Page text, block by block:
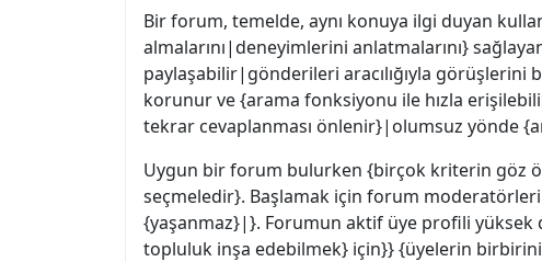
Bir forum, temelde, aynı konuya ilgi duyan
almalarını|deneyimlerini anlatmalarını}
paylaşabilir|gönderileri aracılığıyla görüşlerini
korunur ve {arama fonksiyonu ile hızla
tekrar cevaplanması önlenir}|olumsuz yönde
Uygun bir forum bulurken {birçok kriterin göz
seçmeledir}. Başlamak için forum
{yaşanmaz}|}. Forumun aktif üye profili
topluluk inşa edebilmek} için}} {üyelerin